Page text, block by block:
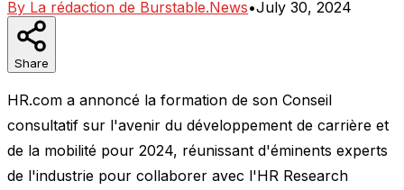
By La rédaction de Burstable.News•July 30, 2024
Share
HR.com a annoncé la formation de son Conseil
consultatif sur l'avenir du développement de carrière et
de la mobilité pour 2024, réunissant d'éminents experts
de l'industrie pour collaborer avec l'HR Research